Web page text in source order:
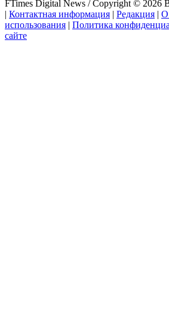
FTimes Digital News / Copyright © 2026
| Контактная информация | Редакция | О
использования | Политика
сайте